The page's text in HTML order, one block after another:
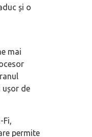
și o
mai
ușor de
Fi,
permite